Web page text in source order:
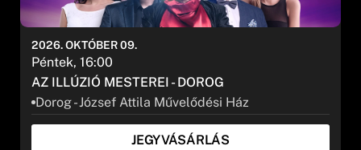
AZ ILLÚZIÓ MESTEREI - DOROG
Dorog - József Attila Művelődési Ház
2026. OKTÓBER 09.
Péntek, 16:00
JEGYVÁSÁRLÁS